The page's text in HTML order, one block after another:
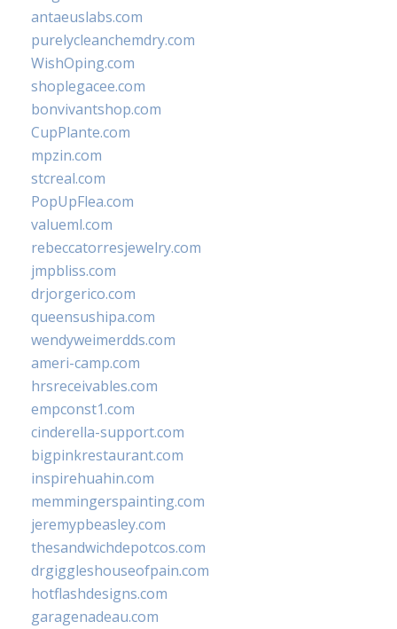
antaeuslabs.com
purelycleanchemdry.com
WishOping.com
shoplegacee.com
bonvivantshop.com
CupPlante.com
mpzin.com
stcreal.com
PopUpFlea.com
valueml.com
rebeccatorresjewelry.com
jmpbliss.com
drjorgerico.com
queensushipa.com
wendyweimerdds.com
ameri-camp.com
hrsreceivables.com
empconst1.com
cinderella-support.com
bigpinkrestaurant.com
inspirehuahin.com
memmingerspainting.com
jeremypbeasley.com
thesandwichdepotcos.com
drgiggleshouseofpain.com
hotflashdesigns.com
garagenadeau.com